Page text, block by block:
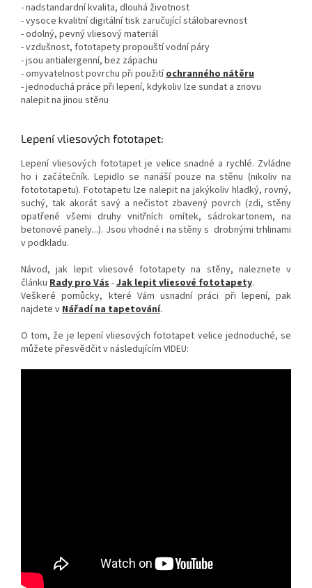
- nadstandardní kvalita, dlouhá životnost
- vysoce kvalitní digitální tisk zaručující stálobarevnost
- odolný, pevný vliesový materiál
- vzdušnost, fototapety propouští vodní páry
- jsou antialergenní, bez zápachu
- omyvatelnost povrchu při použitíochranného nátěru
- jednoduchá práce při lepení, kdykoliv lze sundat a znovu
nalepit na jinou stěnu
Lepení vliesových fototapet:
Lepení vliesových fototapet je velice snadné a rychlé. Zvládne
ho i začátečník. Lepidlo se nanáší pouze na stěnu (nikoliv na
fotototapetu). Fototapetu lze nalepit na jakýkoliv hladký, rovný,
suchý, tak akorát savý a nečistot zbavený povrch (zdi, stěny
opatřené všemi druhy vnitřních omítek, sádrokartonem, na
betonové panely...). Jsou vhodné i na stěny s drobnými trhlinami
v podkladu.
Návod, jak lepit vliesové fototapety na stěny, naleznete v
článku Rady pro Vás-Jak lepit vliesové fototapety.
Veškeré pomůcky, které Vám usnadní práci při lepení, pak
najdete vNářadí na tapetování.
O tom, že je lepení vliesových fototapet velice jednoduché, se
můžete přesvědčit v následujícím VIDEU: